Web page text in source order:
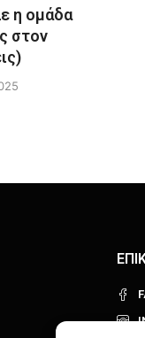
η ομάδα
στον